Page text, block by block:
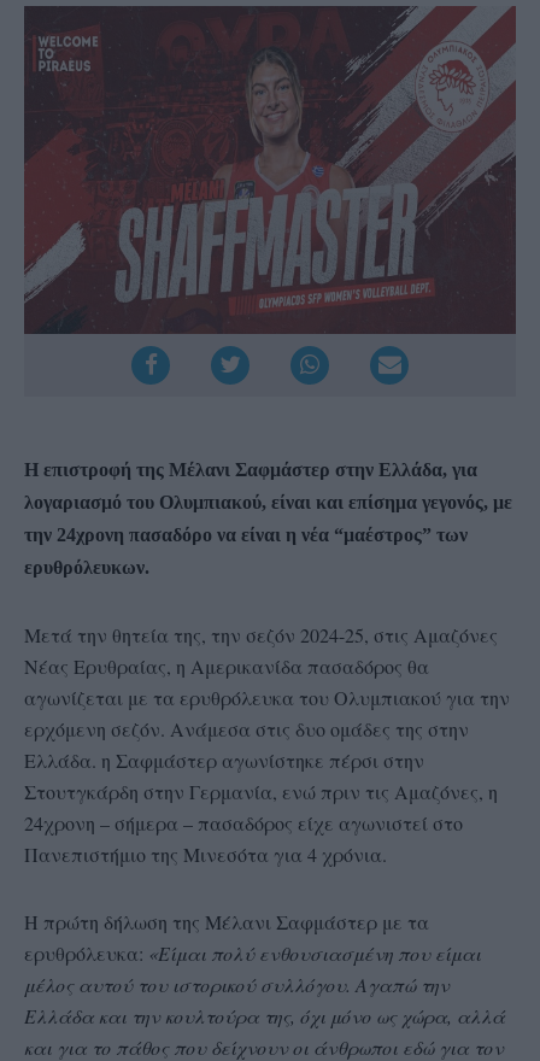
Η επιστροφή της Μέλανι Σαφμάστερ στην Ελλάδα, για
λογαριασμό του Ολυμπιακού, είναι και επίσημα γεγονός, με
την 24χρονη πασαδόρο να είναι η νέα “μαέστρος” των
ερυθρόλευκων.
Μετά την θητεία της, την σεζόν 2024-25, στις Αμαζόνες
Νέας Ερυθραίας, η Αμερικανίδα πασαδόρος θα
αγωνίζεται με τα ερυθρόλευκα του Ολυμπιακού για την
ερχόμενη σεζόν. Ανάμεσα στις δυο ομάδες της στην
Ελλάδα. η Σαφμάστερ αγωνίστηκε πέρσι στην
Στουτγκάρδη στην Γερμανία, ενώ πριν τις Αμαζόνες, η
24χρονη – σήμερα – πασαδόρος είχε αγωνιστεί στο
Πανεπιστήμιο της Μινεσότα για 4 χρόνια.
Η πρώτη δήλωση της Μέλανι Σαφμάστερ με τα
ερυθρόλευκα: «Είμαι πολύ ενθουσιασμένη που είμαι
μέλος αυτού του ιστορικού συλλόγου. Αγαπώ την
Ελλάδα και την κουλτούρα της, όχι μόνο ως χώρα, αλλά
και για το πάθος που δείχνουν οι άνθρωποι εδώ για τον